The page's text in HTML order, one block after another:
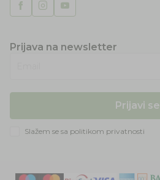
Prijava na newsletter
Prijavi se
Slažem se sa politikom privatnosti